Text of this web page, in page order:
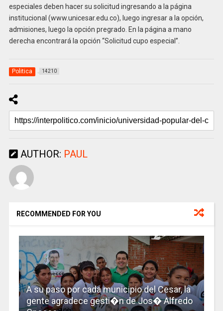
especiales deben hacer su solicitud ingresando a la página
institucional (www.unicesar.edu.co), luego ingresar a la opción,
admisiones, luego la opción pregrado. En la página a mano
derecha encontrará la opción “Solicitud cupo especial”.
Politica 14210
AUTHOR: PAUL
RECOMMENDED FOR YOU
A su paso por cada municipio del Cesar, la
gente agradece gesti�n de Jos� Alfredo